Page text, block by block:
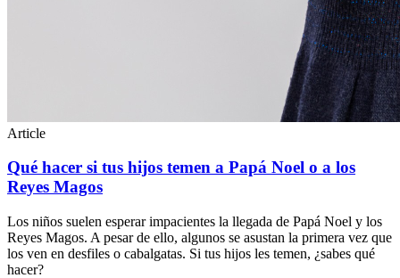
Article
Qué hacer si tus hijos temen a Papá Noel o a los
Reyes Magos
Los niños suelen esperar impacientes la llegada de Papá Noel y los
Reyes Magos. A pesar de ello, algunos se asustan la primera vez que
los ven en desfiles o cabalgatas. Si tus hijos les temen, ¿sabes qué
hacer?